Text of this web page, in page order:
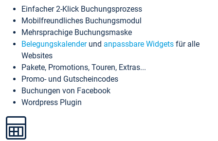
Einfacher 2-Klick Buchungsprozess
Mobilfreundliches Buchungsmodul
Mehrsprachige Buchungsmaske
Belegungskalenderund anpassbare Widgets für alle
Websites
Pakete, Promotions, Touren, Extras...
Promo- und Gutscheincodes
Buchungen von Facebook
Wordpress Plugin